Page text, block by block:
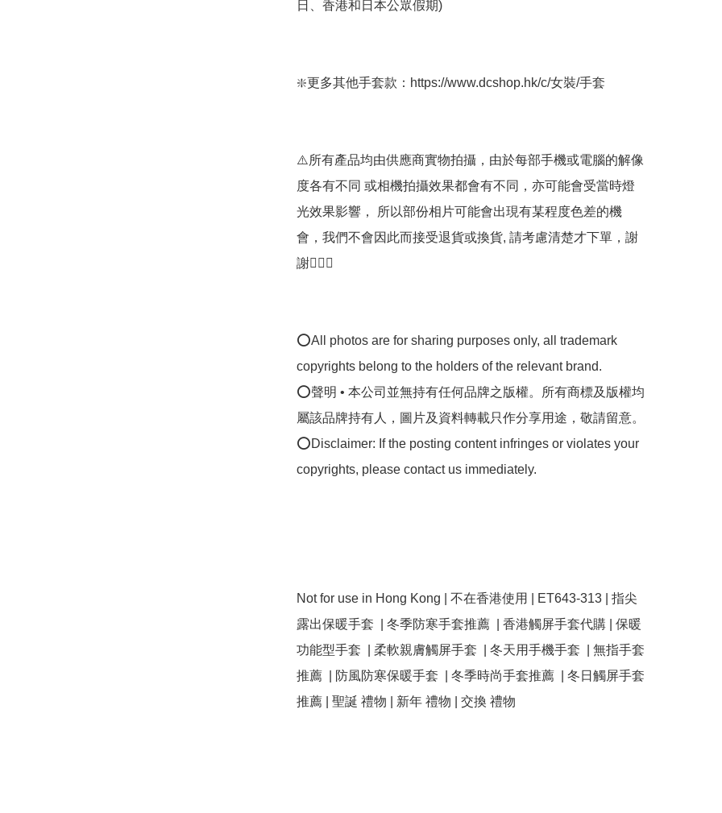
日、香港和日本公眾假期) ﻿
❇️更多其他手套款：https://www.dcshop.hk/c/女裝/手套
⚠️所有產品均由供應商實物拍攝，由於每部手機或電腦的解像
度各有不同 或相機拍攝效果都會有不同，亦可能會受當時燈
光效果影響， 所以部份相片可能會出現有某程度色差的機
會，我們不會因此而接受退貨或換貨, 請考慮清楚才下單，謝
謝🙇🏼‍♀️
⭕All photos are for sharing purposes only, all trademark
copyrights belong to the holders of the relevant brand.
⭕聲明 • 本公司並無持有任何品牌之版權。所有商標及版權均
屬該品牌持有人，圖片及資料轉載只作分享用途，敬請留意。
⭕Disclaimer: If the posting content infringes or violates your
copyrights, please contact us immediately.
Not for use in Hong Kong | 不在香港使用 | ET643-313 | 指尖
露出保暖手套  | 冬季防寒手套推薦  | 香港觸屏手套代購 | 保暖
功能型手套  | 柔軟親膚觸屏手套  | 冬天用手機手套  | 無指手套
推薦  | 防風防寒保暖手套  | 冬季時尚手套推薦  | 冬日觸屏手套